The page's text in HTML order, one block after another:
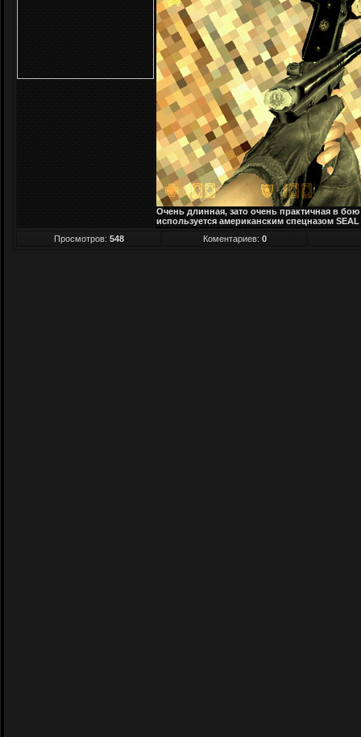
Очень длинная, зато очень практичная в
используется американским спецназом SEAL
Просмотров: 548 Коментариев: 0